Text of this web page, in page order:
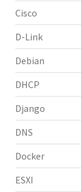
Cisco
D-Link
Debian
DHCP
Django
DNS
Docker
ESXI